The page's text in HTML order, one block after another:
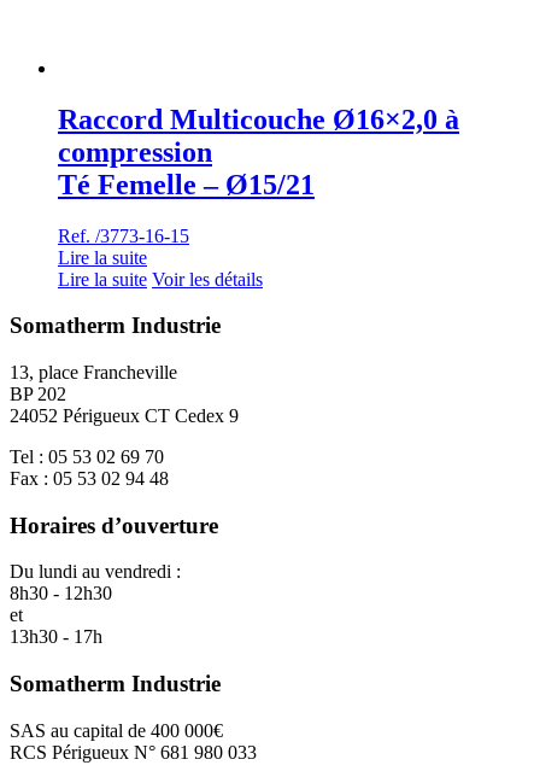
Raccord Multicouche Ø16×2,0 à
compression
Té Femelle – Ø15/21
Ref. /3773-16-15
Lire la suite
Lire la suite Voir les détails
Somatherm Industrie
13, place Francheville
BP 202
24052 Périgueux CT Cedex 9
Tel : 05 53 02 69 70
Fax : 05 53 02 94 48
Horaires d’ouverture
Du lundi au vendredi :
8h30 - 12h30
et
13h30 - 17h
Somatherm Industrie
SAS au capital de 400 000€
RCS Périgueux N° 681 980 033